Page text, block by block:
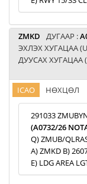
ZMKD ДУГААР :
ЭХЛЭХ ХУГАЦАА
ДУУСАХ ХУГАЦАА
ICAO НӨХЦӨЛ
291033
(A0732/26
Q) ZMUB/
A) ZMKD B)
E) LDG AREA